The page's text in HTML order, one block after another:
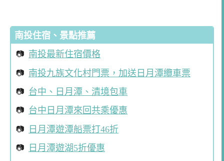
南投住宿、景點推薦
南投最新住宿價格
南投九族文化村門票，加送日月潭纜車票
台中、日月潭、清境包車
台中日月潭來回共乘優惠
日月潭遊潭船票打46折
日月潭遊湖5折優惠